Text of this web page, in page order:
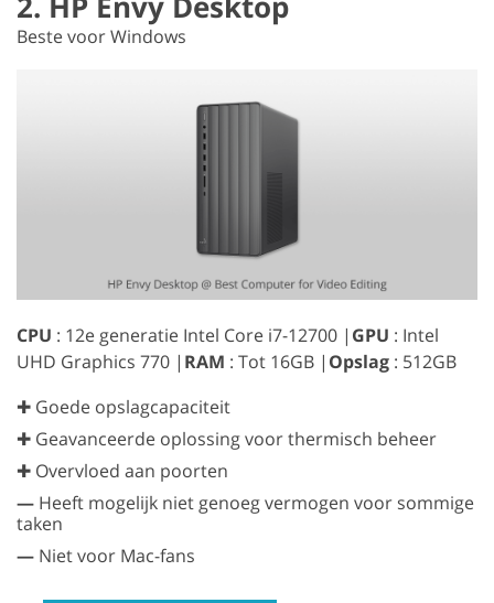
Beste voor Windows
CPU : 12e generatie Intel Core i7-12700 | GPU : Intel
UHD Graphics 770 | RAM : Tot 16GB | Opslag : 512GB
✚ Goede opslagcapaciteit
✚ Geavanceerde oplossing voor thermisch beheer
✚ Overvloed aan poorten
— Heeft mogelijk niet genoeg vermogen voor sommige
taken
— Niet voor Mac-fans